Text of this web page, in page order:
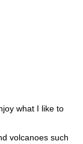
what I like to
volcanoes such